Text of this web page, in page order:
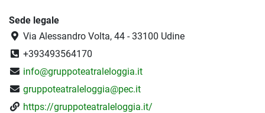
Sede legale
Via Alessandro Volta, 44 - 33100 Udine
+393493564170
info@gruppoteatraleloggia.it
gruppoteatraleloggia@pec.it
https://gruppoteatraleloggia.it/